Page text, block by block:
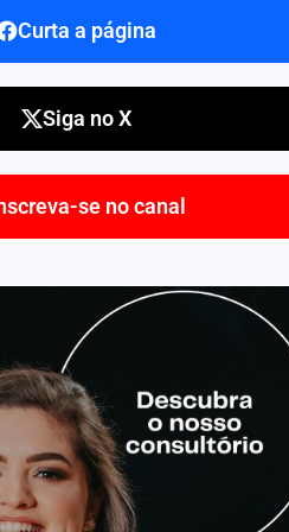
Curta a página
Siga no X
se no canal